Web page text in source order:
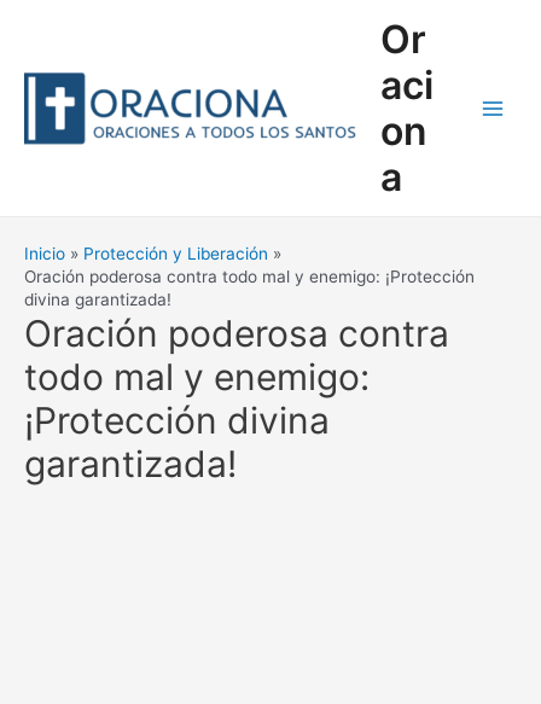
Or
aci
on
a
Inicio
Protección y Liberación
Oración poderosa contra todo mal y enemigo: ¡Protección
divina garantizada!
Oración poderosa contra
todo mal y enemigo:
¡Protección divina
garantizada!